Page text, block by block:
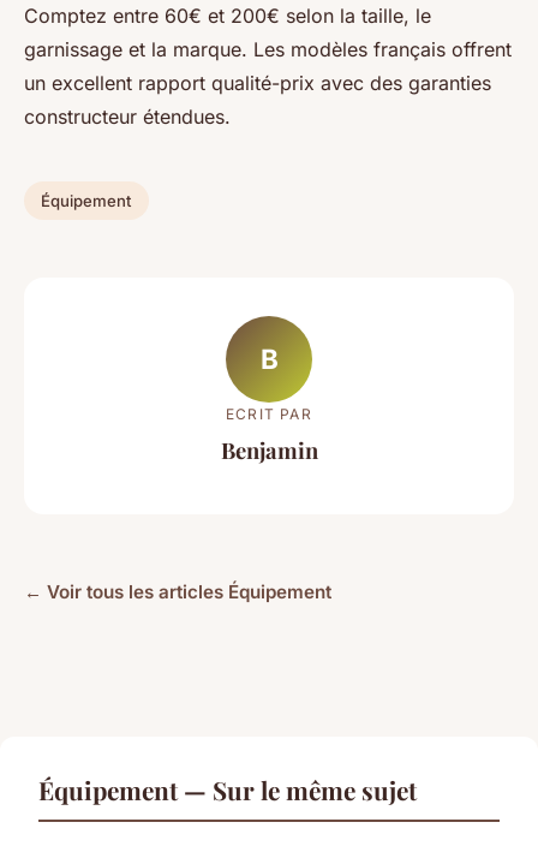
Comptez entre 60€ et 200€ selon la taille, le
garnissage et la marque. Les modèles français offrent
un excellent rapport qualité-prix avec des garanties
constructeur étendues.
Équipement
B
ECRIT PAR
Benjamin
← Voir tous les articles Équipement
Équipement — Sur le même sujet